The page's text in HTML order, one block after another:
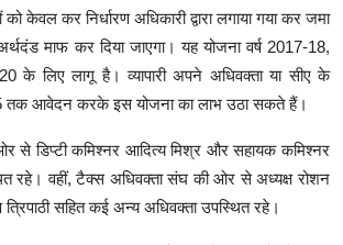
को केवल कर निर्धारण अधिकारी द्वारा लगाया गया कर जमा
माफ कर दिया जाएगा। यह योजना वर्ष 2017-18,
के लिए लागू है। व्यापारी अपने अधिवक्ता या सीए के
तक आवेदन करके इस योजना का लाभ उठा सकते हैं।
से डिप्टी कमिश्नर आदित्य मिश्र और सहायक कमिश्नर
रहे। वहीं, टैक्स अधिवक्ता संघ की ओर से अध्यक्ष रोशन
सहित कई अन्य अधिवक्ता उपस्थित रहे।